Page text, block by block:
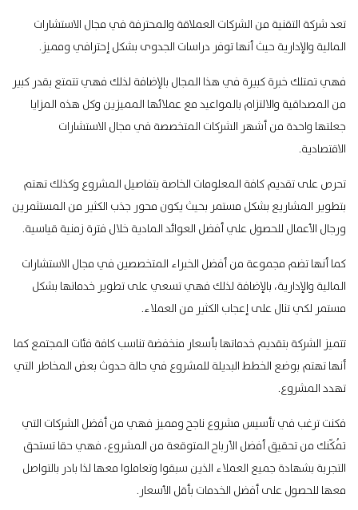
تعد شركة التقنية من الشركات العملاقة والمحترفة في مجال الاستشارات
المالية والإدارية حيث أنها توفر دراسات الجدوى بشكل إحترافي ومميز.
فهي تمتلك خبرة كبيرة في هذا المجال بالإضافة لذلك فهي تتمتع بقدر كبير
من المصداقية والالتزام بالمواعيد مع عملائها المميزين وكل هذه المزايا
جعلتها واحدة من أشهر الشركات المتخصصة في مجال الاستشارات
الاقتصادية.
تحرص على تقديم كافة المعلومات الخاصة بتفاصيل المشروع وكذلك تهتم
بتطوير المشاريع بشكل مستمر بحيث يكون محور جذب الكثير من المستثمرين
ورجال الأعمال للحصول علي أفضل العوائد المادية خلال فترة زمنية قياسية.
كما أنها تضم مجموعة من أفضل الخبراء المتخصصين في مجال الاستشارات
المالية والإدارية، بالإضافة لذلك فهي تسعي على تطوير خدماتها بشكل
مستمر لكي تنال على إعجاب الكثير من العملاء.
تتميز الشركة بتقديم خدماتها بأسعار منخفضة تناسب كافة فئات المجتمع كما
أنها تهتم بوضع الخطط البديلة للمشروع في حالة حدوث بعض المخاطر التي
تهدد المشروع.
فكنت ترغب في تأسيس مشروع ناجح ومميز فهي من أفضل الشركات التي
تُمكّنك من تحقيق أفضل الأرباح المتوقعة من المشروع، فهي حقا تستحق
التجربة بشهادة جميع العملاء الذين سبقوا وتعاملوا معها لذا بادر بالتواصل
معها للحصول على أفضل الخدمات بأقل الأسعار.